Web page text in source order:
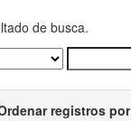
de busca.
registros por